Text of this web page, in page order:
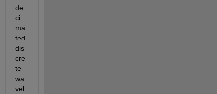
de
ci
ma
ted
dis
cre
te
wa
vel